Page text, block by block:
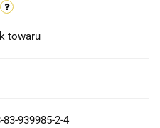
towaru
83-939985-2-4